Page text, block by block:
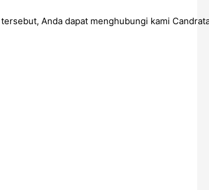
Anda dapat menghubungi kami